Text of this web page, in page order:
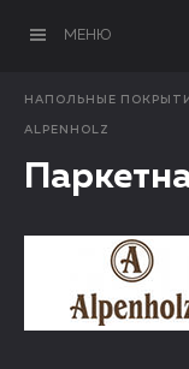
МЕНЮ
НАПОЛЬНЫЕ
ALPENHOLZ